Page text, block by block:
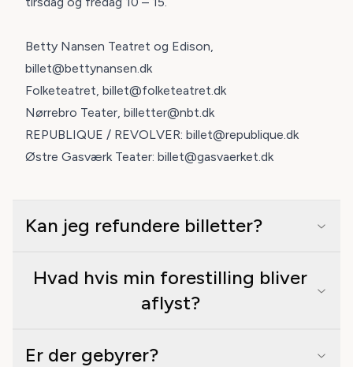
Betty Nansen Teatret og Edison,
billet@bettynansen.dk
Folketeatret, billet@folketeatret.dk
Nørrebro Teater, billetter@nbt.dk
REPUBLIQUE / REVOLVER: billet@republique.dk
Østre Gasværk Teater: billet@gasvaerket.dk
Kan jeg refundere billetter?
Hvad hvis min forestilling bliver
aflyst?
Er der gebyrer?